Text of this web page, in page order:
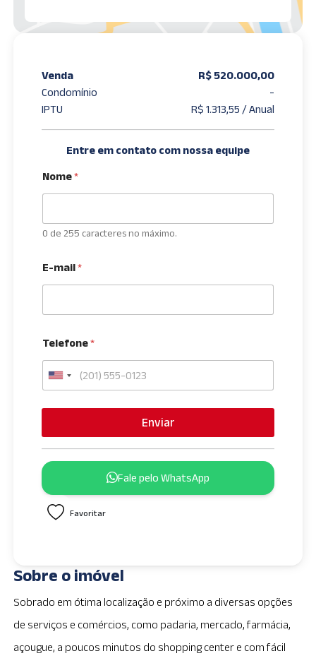
Venda
R$ 520.000,00
Condomínio
-
IPTU
R$ 1.313,55 / Anual
Entre em contato com nossa equipe
Nome*
0 de 255 caracteres no máximo.
E-mail*
Telefone*
U
e
d
t
a
+
1
Enviar
Fale pelo WhatsApp
Favoritar
Sobre o imóvel
Sobrado em ótima localização e próximo a diversas opções
de serviços e comércios, como padaria, mercado, farmácia,
açougue, a poucos minutos do shopping center e com fácil